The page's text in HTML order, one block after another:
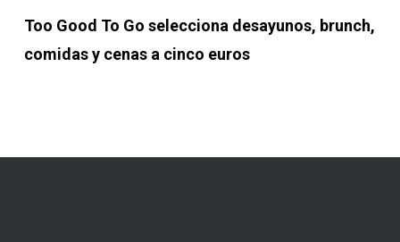
Too Good To Go selecciona desayunos, brunch,
comidas y cenas a cinco euros